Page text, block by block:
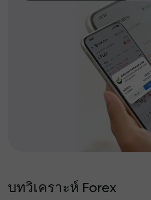
บทวิเคราะห์ Forex